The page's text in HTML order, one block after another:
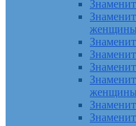
женщины
женщины